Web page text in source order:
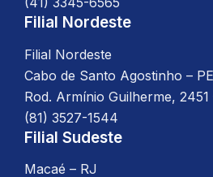
Filial Nordeste
Filial Nordeste
Cabo de Santo Agostinho – PE
Rod. Armínio Guilherme, 2451
(81) 3527-1544
Filial Sudeste
Macaé – RJ